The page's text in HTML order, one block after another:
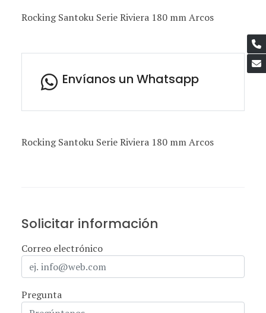
Rocking Santoku Serie Riviera 180 mm Arcos
Envíanos un Whatsapp
Rocking Santoku Serie Riviera 180 mm Arcos
Solicitar información
Correo electrónico
Pregunta